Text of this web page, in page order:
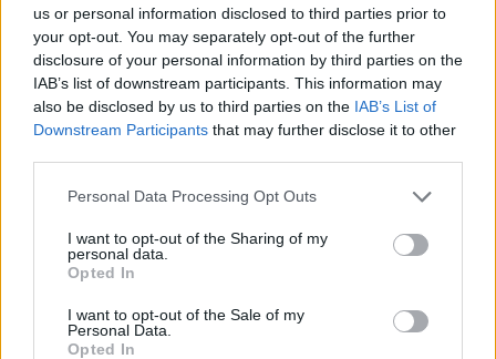
us or personal information disclosed to third parties prior to
your opt-out. You may separately opt-out of the further
disclosure of your personal information by third parties on the
IAB’s list of downstream participants. This information may
also be disclosed by us to third parties on the IAB’s List of
Downstream Participants that may further disclose it to other
Please note that this website/app uses one or more Google
not limited to your visit or usage behaviour. You may click to
grant or deny consent to Google and its third-party tags to
use your data for below specified purposes in below Google
consent section.
Personal Data Processing Opt Outs
I want to opt-out of the Sharing of my
personal data.
Opted In
I want to opt-out of the Sale of my
Personal Data.
Opted In
2023. július 5.15:00
Vita a szentiváni talajvízről
Győr | Heves szócsaták, levélváltás és üzengetés
zajlik a szentiváni civilek és a győri városháza között. A
téma a szennyező anyagok jelenléte a talajvízben.